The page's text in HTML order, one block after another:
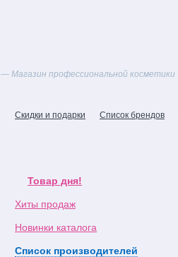
— Магазин профессиональной косметики
Скидки и подарки Список брендов
Товар дня!
Хиты продаж
Новинки каталога
Список производителей